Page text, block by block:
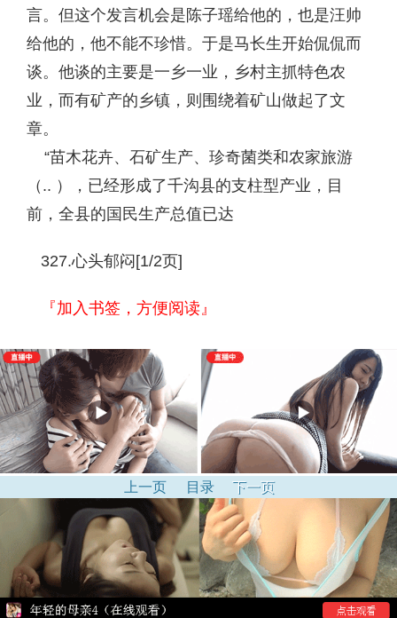
言。但这个发言机会是陈子瑶给他的，也是汪帅
给他的，他不能不珍惜。于是马长生开始侃侃而
谈。他谈的主要是一乡一业，乡村主抓特色农
业，而有矿产的乡镇，则围绕着矿山做起了文
章。
“苗木花卉、石矿生产、珍奇菌类和农家旅游
（.. ），已经形成了千沟县的支柱型产业，目
前，全县的国民生产总值已达
327.心头郁闷[1/2页]
『加入书签，方便阅读』
上一页 目录 下一页